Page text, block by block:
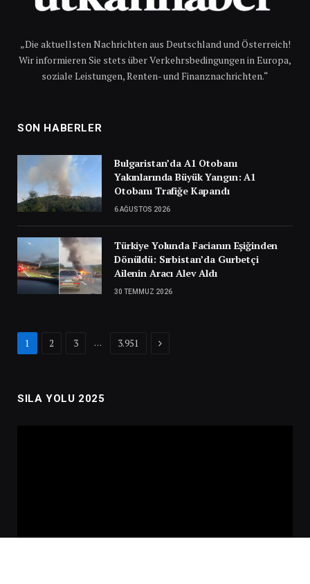
„Die aktuellsten Nachrichten aus Deutschland und Österreich!
Wir informieren Sie stets über Verkehrsbedingungen in Europa,
soziale Leistungen, Renten- und Finanznachrichten.“
SON HABERLER
Bulgaristan’da A1 Otobanı
Yakınlarında Büyük Yangın: A1
Otobanı Trafiğe Kapandı
6 AĞUSTOS 2026
Türkiye Yolunda Facianın Eşiğinden
Dönüldü: Sırbistan’da Gurbetçi
Ailenin Aracı Alev Aldı
30 TEMMUZ 2026
1 2 3 … 3.951 Next
SILA YOLU 2025